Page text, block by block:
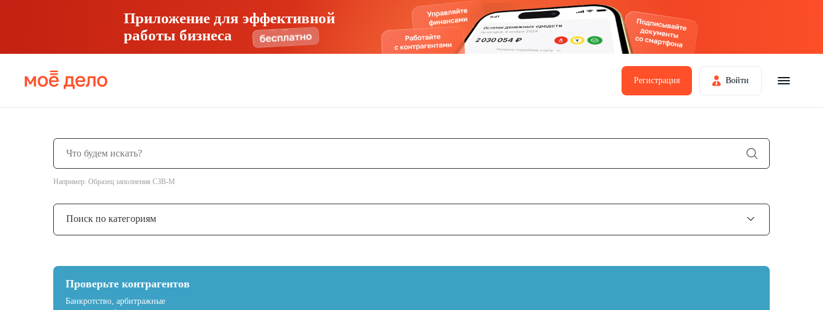
Приложение для эффективной
работы бизнеса
Регистрация Войти
Например: Образец заполнения СЗВ-М
Поиск по категориям
Проверьте контрагентов
Банкротство, арбитражные